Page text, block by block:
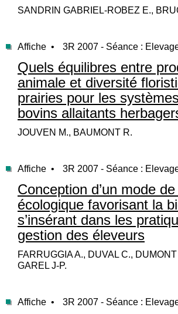
SANDRIN GABRIEL-ROBEZ E.,
Affiche • 3R 2007 - Séance :
Quels équilibres entre
animale et diversité
prairies pour les
bovins allaitants
JOUVEN M., BAUMONT R.
Affiche • 3R 2007 - Séance :
Conception d’un mode
écologique favorisant la
s’insérant dans les
gestion des éleveurs
FARRUGGIA A., DUVAL C.,
GAREL J-P.
Affiche • 3R 2007 - Séance :